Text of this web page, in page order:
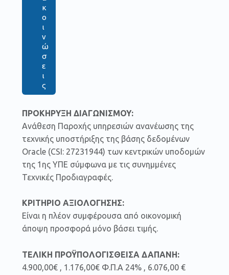
κ
ο
ι
ν
ώ
σ
ε
ι
ς
ΠΡΟΚΗΡΥΞΗ ΔΙΑΓΩΝΙΣΜΟΥ:
Ανάθεση Παροχής υπηρεσιών ανανέωσης της
τεχνικής υποστήριξης της βάσης δεδομένων
Oracle (CSI: 27231944) των κεντρικών υποδομών
της 1ης ΥΠΕ σύμφωνα με τις συνημμένες
Τεχνικές Προδιαγραφές.
ΚΡΙΤΗΡΙΟ ΑΞΙΟΛΟΓΗΣΗΣ:
Είναι η πλέον συμφέρουσα από οικονομική
άποψη προσφορά μόνο βάσει τιμής.
ΤΕΛΙΚΗ ΠΡΟΫΠΟΛΟΓΙΣΘΕΙΣΑ ΔΑΠΑΝΗ:
4.900,00€ , 1.176,00€ Φ.Π.Α 24% , 6.076,00 €